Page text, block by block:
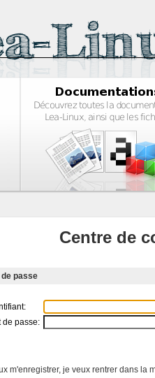
Centre de
passe
de passe:
m'enregistrer, je veux rentrer dans la